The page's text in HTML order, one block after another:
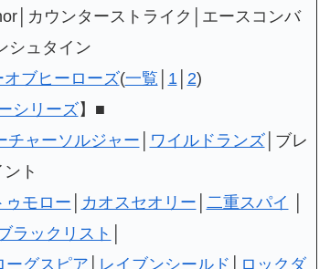
カウンターストライク│エースコンバ
シュタイン
ブヒーローズ(一覧 1 2)
シリーズ】■
チャーソルジャー
ワイルドランズ│ブレ
ト
ゥモロー
カオスセオリー 二重スパイ
ラックリスト
ーグスピア
レイブンシールド
ロックダ